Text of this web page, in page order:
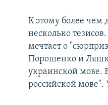
К этому более чем
несколько
мечтает о
Порошенко и
украинской мове.
российской мове".